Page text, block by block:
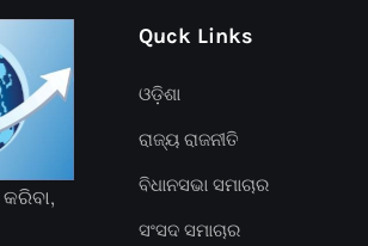
Quck Links
ଓଡ଼ିଶା
ରାଜ୍ୟ ରାଜନୀତି
ବିଧାନସଭା ସମାଚାର
ସଂସଦ ସମାଚାର